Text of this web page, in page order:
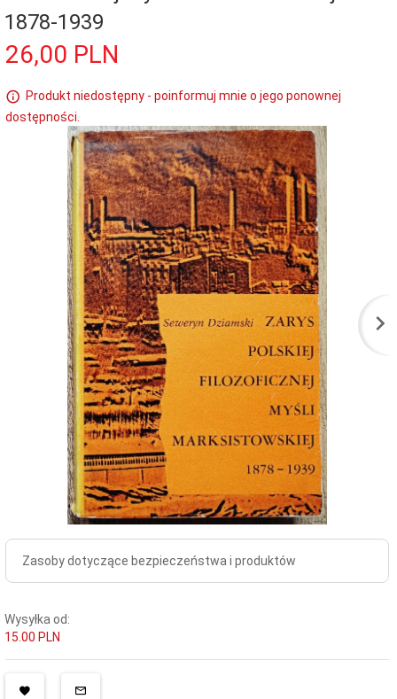
1878-1939
26,00 PLN
Produkt niedostępny - poinformuj mnie o jego ponownej
dostępności.
Zasoby dotyczące bezpieczeństwa i produktów
Wysyłka od:
15.00 PLN